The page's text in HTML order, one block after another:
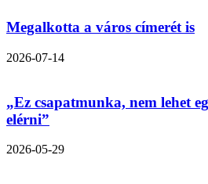
Megalkotta a város címerét is
2026-07-14
„Ez csapatmunka, nem lehet
elérni”
2026-05-29